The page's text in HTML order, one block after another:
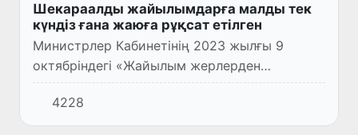
Шекараалды жайылымдарға малды тек
күндіз ғана жаюға рұқсат етілген
Министрлер Кабинетінің 2023 жылғы 9
октябріндегі «Жайылым жерлерден
пайдалану бойынша заң құжаттары
жетілдірілгендігіне қатысты Министрлер
Кабинетінің 2018 жыдың 5 июльдегі 504-са...
4228